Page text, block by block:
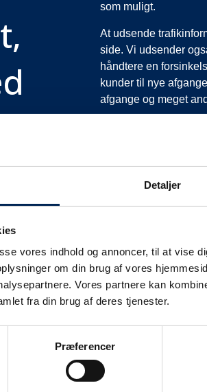
Detaljer
vores indhold og annoncer, til at vise
om din brug af vores
Vores partnere kan
fra din brug af deres tjenester.
Præferencer
som muligt.
At udsende
side. Vi udsender
håndtere en
kunder til nye
afgange og meget
Vi har derfor altid
opfordrer vi jer til at
Vi takker for jeres
på sms
sms-service, så kan du